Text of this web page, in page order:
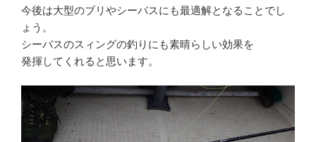
今後は大型のブリやシーバスにも最適解となることでし
ょう。
シーバスのスィングの釣りにも素晴らしい効果を
発揮してくれると思います。